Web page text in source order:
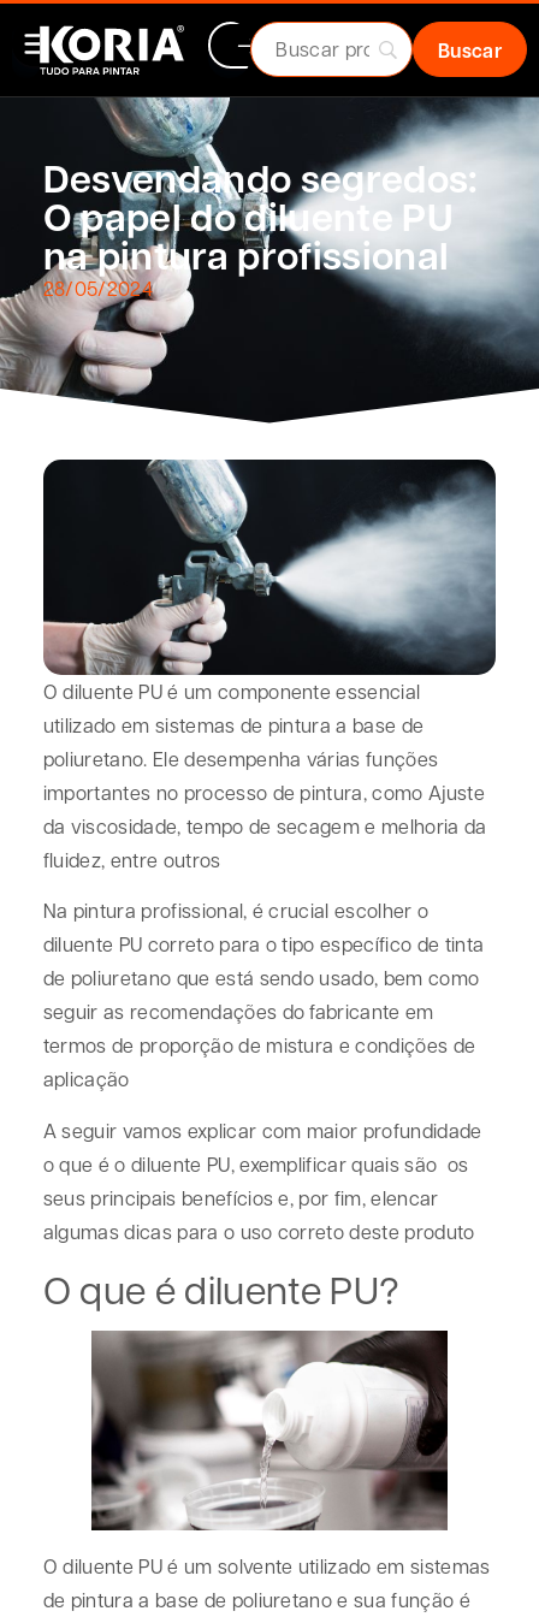
Desvendando segredos:
O papel do diluente PU
na pintura profissional
28/05/2024
O diluente PU é um componente essencial
utilizado em sistemas de pintura a base de
poliuretano. Ele desempenha várias funções
importantes no processo de pintura, como Ajuste
da viscosidade, tempo de secagem e melhoria da
fluidez, entre outros
Na pintura profissional, é crucial escolher o
diluente PU correto para o tipo específico de tinta
de poliuretano que está sendo usado, bem como
seguir as recomendações do fabricante em
termos de proporção de mistura e condições de
aplicação
A seguir vamos explicar com maior profundidade
o que é o diluente PU, exemplificar quais são os
seus principais benefícios e, por fim, elencar
algumas dicas para o uso correto deste produto
O que é diluente PU?
O diluente PU é um solvente utilizado em sistemas
de pintura a base de poliuretano e sua função é